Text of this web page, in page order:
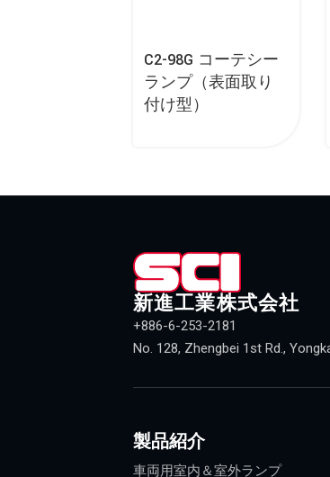
C2-98G コーテシー
ランプ（表面取り
付け型）
新進工業株式会社
+886-6-253-2181
No. 128, Zhengbei 1st Rd.,
製品紹介
車両用室内＆室外ランプ